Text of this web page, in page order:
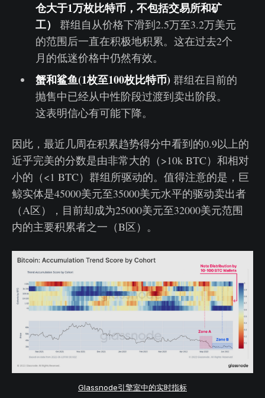
仓大于1万枚比特币，不包括交易所和矿
工）
群组自从价格下滑到2.5万至3.2万美元
的范围后一直在积极地积累。这在过去2个
月的低迷价格中仍然有效。
蟹和鲨鱼(1枚至100枚比特币) 群组在目前的
抛售中已经从中性阶段过渡到卖出阶段。
这表明信心有可能下降。
因此，最近几周在积累趋势得分中看到的0.9以上的
近乎完美的分数是由非常大的（>10k BTC）和相对
小的（<1 BTC）群组所驱动的。值得注意的是，巨
鲸实体是45000美元至35000美元水平的驱动卖出者
（A区），目前却成为25000美元至32000美元范围
内的主要积累者之一（B区）。
Glassnode引擎室中的实时指标